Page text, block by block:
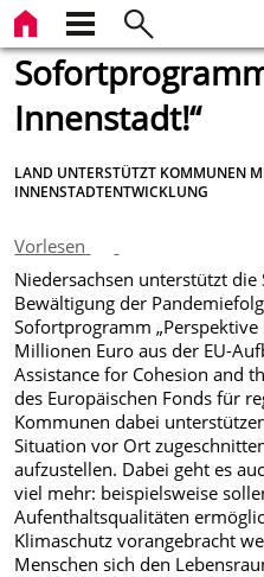
Innenstadt!“
LAND UNTERSTÜTZT KOMMUNEN
INNENSTADTENTWICKLUNG
Vorlesen
Niedersachsen unterstützt
Bewältigung der
Sofortprogramm
Millionen Euro aus der EU-
Assistance for Cohesion and
des Europäischen Fonds für
Kommunen dabei
Situation vor Ort
aufzustellen. Dabei geht es
viel mehr: beispielsweise
Aufenthaltsqualitäten
Klimaschutz vorangebracht
Menschen sich den